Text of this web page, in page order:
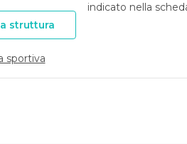
struttura
sportiva
indicato nella